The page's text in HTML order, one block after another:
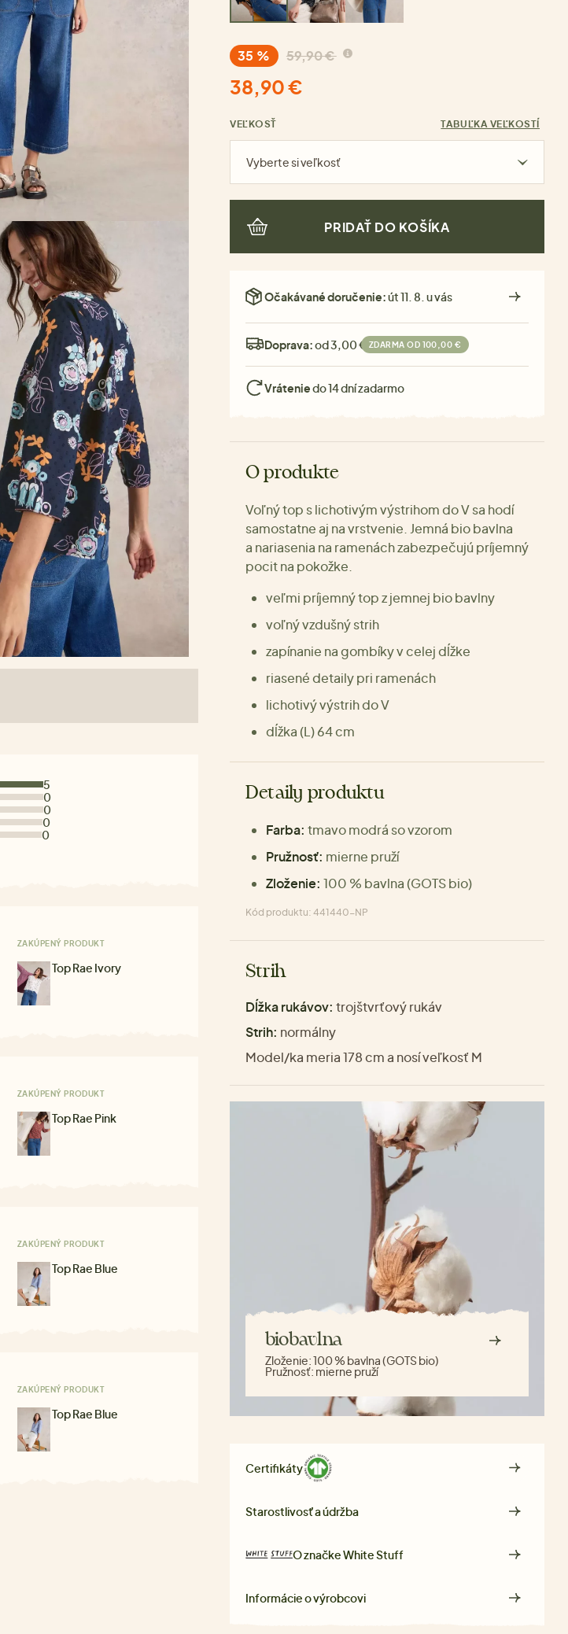
5
0
0
0
0
ZAKÚPENÝ PRODUKT
Top Rae Ivory
ZAKÚPENÝ PRODUKT
Top Rae Pink
ZAKÚPENÝ PRODUKT
Top Rae Blue
ZAKÚPENÝ PRODUKT
Top Rae Blue
35 % 59,90 €
38,90 €
VEĽKOSŤ TABUĽKA VEĽKOSTÍ
Vyberte si veľkosť
PRIDAŤ DO KOŠÍKA
Očakávané doručenie:út 11. 8. u vás
Doprava:od 3,00 € ZDARMA OD 100,00 €
Vráteniedo 14 dní zadarmo
O produkte
Voľný top s lichotivým výstrihom do V sa hodí
samostatne aj na vrstvenie. Jemná bio bavlna
a nariasenia na ramenách zabezpečujú príjemný
pocit na pokožke.
veľmi príjemný top z jemnej bio bavlny
voľný vzdušný strih
zapínanie na gombíky v celej dĺžke
riasené detaily pri ramenách
lichotivý výstrih do V
dĺžka (L) 64 cm
Detaily produktu
Farba: tmavo modrá so vzorom
Pružnosť: mierne pruží
Zloženie: 100 % bavlna (GOTS bio)
Kód produktu: 441440-NP
Strih
Dĺžka rukávov: trojštvrťový rukáv
Strih: normálny
Model/ka meria 178 cm a nosí veľkosť M
biobavlna
Zloženie:100 % bavlna (GOTS bio)
Pružnosť: mierne pruží
Certifikáty
Starostlivosť a údržba
O značkeWhite Stuff
Informácie o výrobcovi